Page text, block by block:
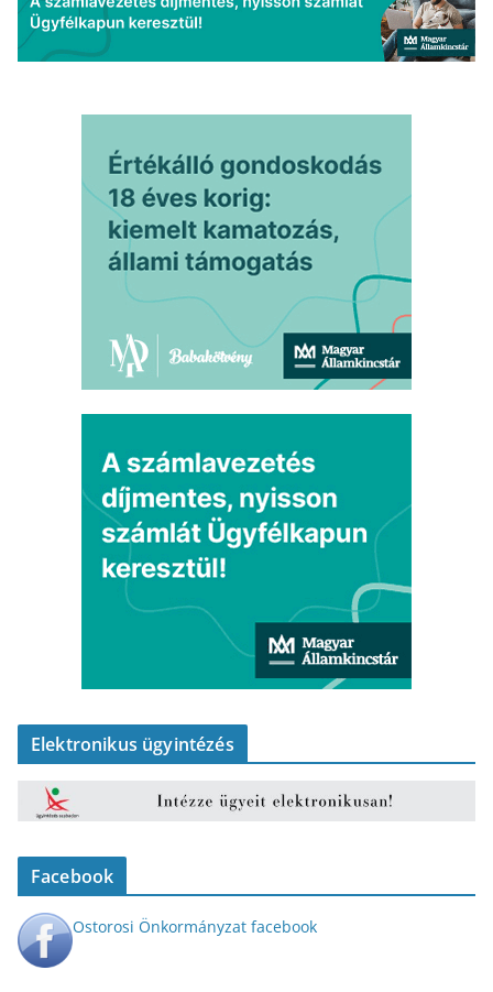
Elektronikus ügyintézés
Facebook
Ostorosi Önkormányzat facebook